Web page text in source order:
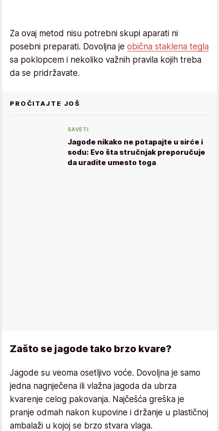
Za ovaj metod nisu potrebni skupi aparati ni
posebni preparati. Dovoljna je obična staklena tegla
sa poklopcem i nekoliko važnih pravila kojih treba
da se pridržavate.
PROČITAJTE JOŠ
SAVETI
Jagode nikako ne potapajte u sirće i
sodu: Evo šta stručnjak preporučuje
da uradite umesto toga
Zašto se jagode tako brzo kvare?
Jagode su veoma osetljivo voće. Dovoljna je samo
jedna nagnječena ili vlažna jagoda da ubrza
kvarenje celog pakovanja. Najčešća greška je
pranje odmah nakon kupovine i držanje u plastičnoj
ambalaži u kojoj se brzo stvara vlaga.